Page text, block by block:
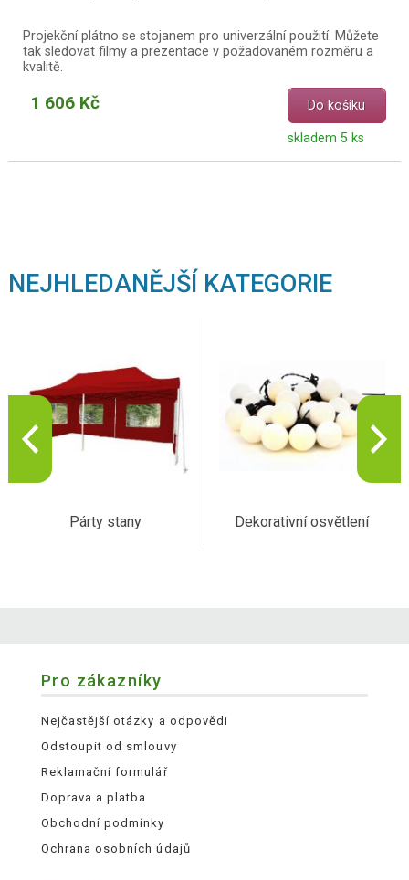
Projekční plátno se stojanem pro univerzální použití. Můžete
tak sledovat filmy a prezentace v požadovaném rozměru a
kvalitě.
1 606 Kč Do košíku
skladem 5 ks
NEJHLEDANĚJŠÍ KATEGORIE
Párty stany Dekorativní osvětlení
Pro zákazníky
Nejčastější otázky a odpovědi
Odstoupit od smlouvy
Reklamační formulář
Doprava a platba
Obchodní podmínky
Ochrana osobních údajů